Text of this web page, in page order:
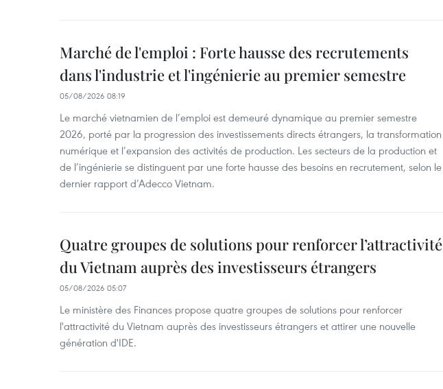
Marché de l'emploi : Forte hausse des recrutements
dans l'industrie et l'ingénierie au premier semestre
05/08/2026 08:19
Le marché vietnamien de l’emploi est demeuré dynamique au premier semestre
2026, porté par la progression des investissements directs étrangers, la transformation
numérique et l’expansion des activités de production. Les secteurs de la production et
de l’ingénierie se distinguent par une forte hausse des besoins en recrutement, selon le
dernier rapport d’Adecco Vietnam.
Quatre groupes de solutions pour renforcer l’attractivité
du Vietnam auprès des investisseurs étrangers
05/08/2026 05:07
Le ministère des Finances propose quatre groupes de solutions pour renforcer
l'attractivité du Vietnam auprès des investisseurs étrangers et attirer une nouvelle
génération d'IDE.